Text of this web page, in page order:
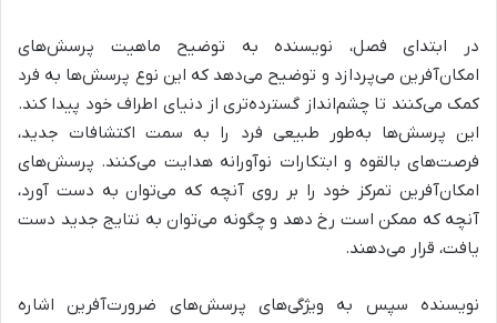
در ابتدای فصل، نویسنده به توضیح ماهیت پرسش‌های
امکان‌آفرین می‌پردازد و توضیح می‌دهد که این نوع پرسش‌ها به فرد
کمک می‌کنند تا چشم‌انداز گسترده‌تری از دنیای اطراف خود پیدا کند.
این پرسش‌ها به‌طور طبیعی فرد را به سمت اکتشافات جدید،
فرصت‌های بالقوه و ابتکارات نوآورانه هدایت می‌کنند. پرسش‌های
امکان‌آفرین تمرکز خود را بر روی آنچه که می‌توان به دست آورد،
آنچه که ممکن است رخ دهد و چگونه می‌توان به نتایج جدید دست
یافت، قرار می‌دهند.
نویسنده سپس به ویژگی‌های پرسش‌های ضرورت‌آفریناشاره